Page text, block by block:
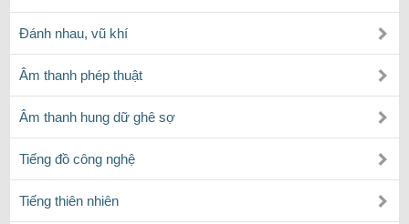
Đánh nhau, vũ khí
Âm thanh phép thuật
Âm thanh hung dữ ghê sợ
Tiếng đồ công nghệ
Tiếng thiên nhiên